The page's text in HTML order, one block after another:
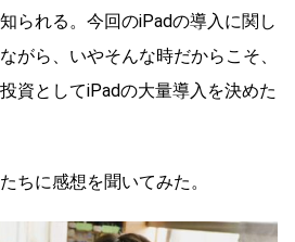
られる。今回のiPadの導入に関し
がら、いやそんな時だからこそ、
資としてiPadの大量導入を決めた
ちに感想を聞いてみた。